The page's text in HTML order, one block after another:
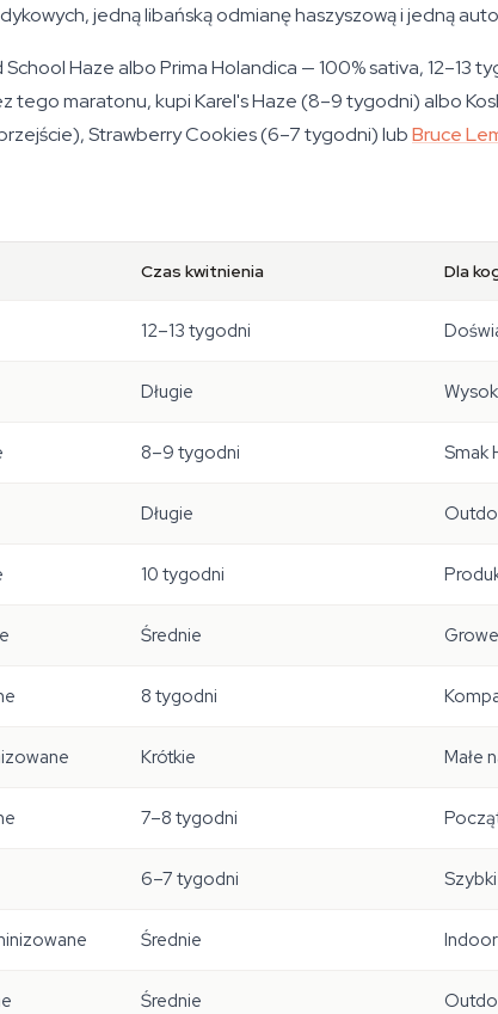
jedną libańską odmianę haszyszową i jedną
Haze albo Prima Holandica — 100% sativa, 12–13
tego maratonu, kupi Karel's Haze (8–9 tygodni) albo
Strawberry Cookies (6–7 tygodni) lubBruce
Czas kwitnienia Dla
12–13 tygodni
Długie
8–9 tygodni Smak
Długie
10 tygodni
Średnie
8 tygodni
Krótkie Małe
7–8 tygodni
6–7 tygodni
Średnie
Średnie